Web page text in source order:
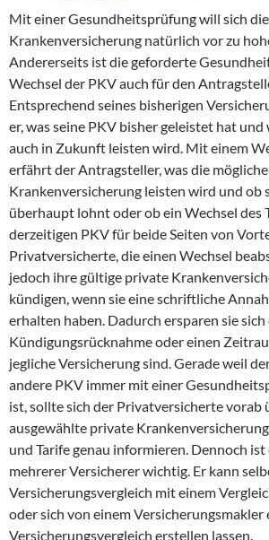
Mit einer Gesundheitsprüfung will sich
Krankenversicherung natürlich vor zu
Andererseits ist die geforderte
Wechsel der PKV auch für den
Entsprechend seines bisherigen
er, was seine PKV bisher geleistet hat und
auch in Zukunft leisten wird. Mit einem
erfährt der Antragsteller, was die
Krankenversicherung leisten wird und ob
überhaupt lohnt oder ob ein Wechsel des
derzeitigen PKV für beide Seiten von
Privatversicherte, die einen Wechsel
jedoch ihre gültige private
kündigen, wenn sie eine schriftliche
erhalten haben. Dadurch ersparen sie sich
Kündigungsrücknahme oder einen
jegliche Versicherung sind. Gerade weil
andere PKV immer mit einer
ist, sollte sich der Privatversicherte vorab
ausgewählte private
und Tarife genau informieren. Dennoch ist
mehrerer Versicherer wichtig. Er kann
Versicherungsvergleich mit einem
oder sich von einem Versicherungsmakler
Versicherungsvergleich erstellen lassen.